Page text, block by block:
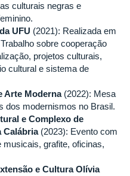
culturais negras e
UFU (2021): Realizada em
sobre cooperação
projetos culturais,
cultural e sistema de
Arte Moderna(2022): Mesa
dos modernismos no Brasil.
e Complexo de
Calábria(2023): Evento com
grafite, oficinas,
e Cultura Olívia